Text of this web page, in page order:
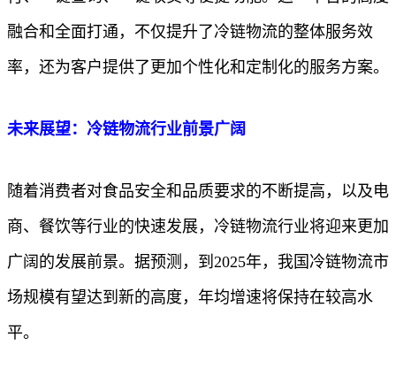
融合和全面打通，不仅提升了冷链物流的整体服务效
率，还为客户提供了更加个性化和定制化的服务方案。
未来展望：冷链物流行业前景广阔
随着消费者对食品安全和品质要求的不断提高，以及电
商、餐饮等行业的快速发展，冷链物流行业将迎来更加
广阔的发展前景。据预测，到2025年，我国冷链物流市
场规模有望达到新的高度，年均增速将保持在较高水
平。